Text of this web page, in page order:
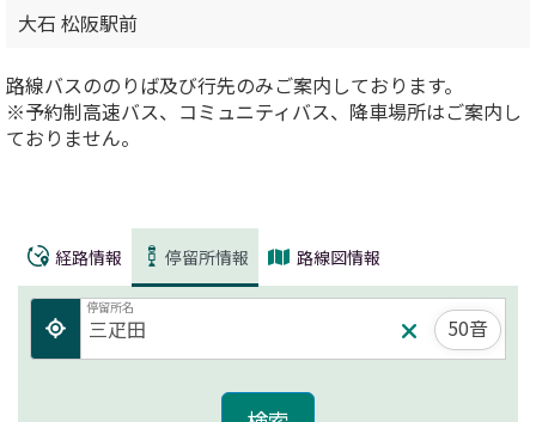
大石 松阪駅前
路線バスののりば及び行先のみご案内しております。
※予約制高速バス、コミュニティバス、降車場所はご案内し
ておりません。
経路情報 停留所情報 路線図情報
停留所名
50音